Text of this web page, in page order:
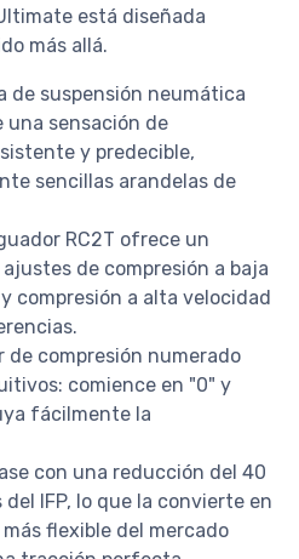
está diseñada
más allá.
de suspensión neumática
una sensación de
y predecible,
sencillas arandelas de
RC2T ofrece un
de compresión a baja
compresión a alta velocidad
de compresión numerado
comience en "0" y
fácilmente la
con una reducción del 40
del IFP, lo que la convierte en
flexible del mercado